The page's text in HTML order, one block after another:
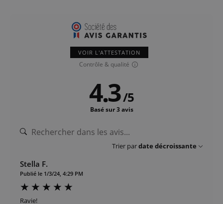
VOIR L'ATTESTATION
Contrôle & qualité
4.3/5
Basé sur 3 avis
Trier pardate décroissante
Stella F.
Publié le 1/3/24, 4:29 PM
Ravie!